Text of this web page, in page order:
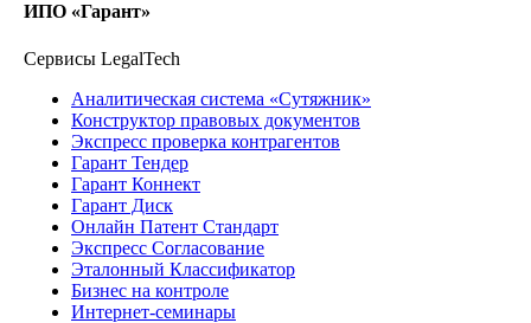
ИПО «Гарант»
Сервисы LegalTech
Аналитическая система «Сутяжник»
Конструктор правовых документов
Экспресс проверка контрагентов
Гарант Тендер
Гарант Коннект
Гарант Диск
Онлайн Патент Стандарт
Экспресс Согласование
Эталонный Классификатор
Бизнес на контроле
Интернет-семинары